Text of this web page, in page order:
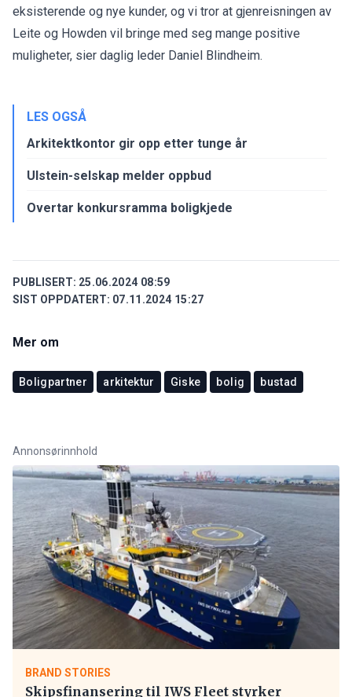
eksisterende og nye kunder, og vi tror at gjenreisningen av
Leite og Howden vil bringe med seg mange positive
muligheter, sier daglig leder Daniel Blindheim.
LES OGSÅ
Arkitektkontor gir opp etter tunge år
Ulstein-selskap melder oppbud
Overtar konkursramma boligkjede
PUBLISERT: 25.06.2024 08:59
SIST OPPDATERT: 07.11.2024 15:27
Mer om
Boligpartner arkitektur Giske bolig bustad
Annonsørinnhold
BRAND STORIES
Skipsfinansering til IWS Fleet styrker